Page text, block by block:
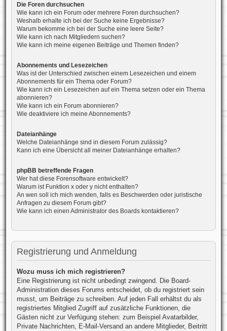
Die Foren durchsuchen
Wie kann ich ein Forum oder mehrere Foren durchsuchen?
Weshalb erhalte ich bei der Suche keine Ergebnisse?
Warum bekomme ich bei der Suche eine leere Seite?
Wie kann ich nach Mitgliedern suchen?
Wie kann ich meine eigenen Beiträge und Themen finden?
Abonnements und Lesezeichen
Was ist der Unterschied zwischen einem Lesezeichen und einem
Abonnements für ein Thema oder Forum?
Wie kann ich ein Lesezeichen auf ein Thema setzen oder ein Thema
abonnieren?
Wie kann ich ein Forum abonnieren?
Wie deaktiviere ich meine Abonnements?
Dateianhänge
Welche Dateianhänge sind in diesem Forum zulässig?
Kann ich eine Übersicht all meiner Dateianhänge erhalten?
phpBB betreffende Fragen
Wer hat diese Forensoftware entwickelt?
Warum ist Funktion x oder y nicht enthalten?
An wen soll ich mich wenden, falls es Beschwerden oder juristische
Anfragen zu diesem Forum gibt?
Wie kann ich einen Administrator des Boards kontaktieren?
Registrierung und Anmeldung
Wozu muss ich mich registrieren?
Eine Registrierung ist nicht unbedingt zwingend. Die Board-
Administration dieses Forums entscheidet, ob du registriert sein
musst, um Beiträge zu schreiben. Auf jeden Fall erhältst du als
registriertes Mitglied Zugriff auf zusätzliche Funktionen, die
Gästen nicht zur Verfügung stehen: zum Beispiel Avatarbilder,
Private Nachrichten, E-Mail-Versand an andere Mitglieder, Beitritt